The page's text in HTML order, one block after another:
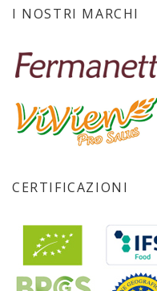
I NOSTRI MARCHI
CERTIFICAZIONI